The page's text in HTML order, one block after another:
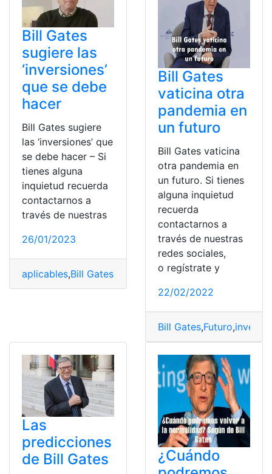
Bill Gates
sugiere las
‘inversiones’
que se debe
hacer
Bill Gates sugiere
las ‘inversiones’ que
se debe hacer – Si
tienes alguna
inquietud recuerda
contactarnos a
través de nuestras
26/01/2023
aplicables,Bill Gates inversiones,Lecciones
Bill Gates
vaticina otra
pandemia en
un futuro
Bill Gates vaticina
otra pandemia en
un futuro. Si tienes
alguna inquietud
recuerda
contactarnos a
través de nuestras
redes sociales,
o regístrate y
22/02/2022
Bill Gates,Futuro,invertir
Las
predicciones
de Bill Gates
¿Cuándo